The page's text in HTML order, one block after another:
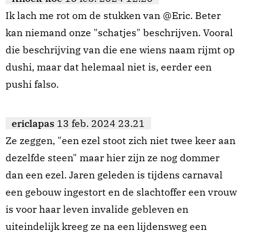
Ik lach me rot om de stukken van @Eric. Beter
kan niemand onze "schatjes" beschrijven. Vooral
die beschrijving van die ene wiens naam rijmt op
dushi, maar dat helemaal niet is, eerder een
pushi falso.
ericlapas 13 feb. 2024 23.21
Ze zeggen, "een ezel stoot zich niet twee keer aan
dezelfde steen" maar hier zijn ze nog dommer
dan een ezel. Jaren geleden is tijdens carnaval
een gebouw ingestort en de slachtoffer een vrouw
is voor haar leven invalide gebleven en
uiteindelijk kreeg ze na een lijdensweg een